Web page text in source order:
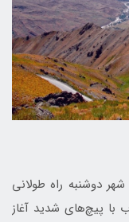
در 74 کیلومتری شهر دوشنبه راه طولانی
با پیچ‌های شدید آغاز